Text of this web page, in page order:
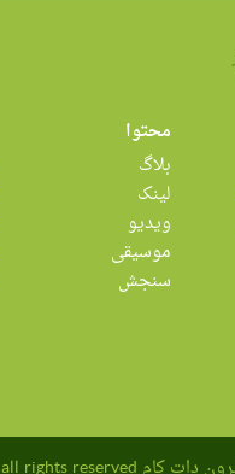
محتوا
بلاگ
لینک
ویدیو
موسیقی
سنجش